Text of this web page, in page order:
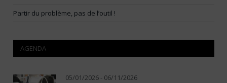
Partir du problème, pas de l’outil !
AGENDA
05/01/2026 - 06/11/2026